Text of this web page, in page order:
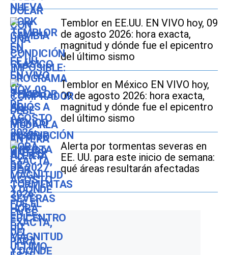
Temblor en EE.UU. EN VIVO hoy, 09
de agosto 2026: hora exacta,
magnitud y dónde fue el epicentro
del último sismo
Temblor en México EN VIVO hoy,
09 de agosto 2026: hora exacta,
magnitud y dónde fue el epicentro
del último sismo
Alerta por tormentas severas en
EE. UU. para este inicio de semana:
qué áreas resultarán afectadas